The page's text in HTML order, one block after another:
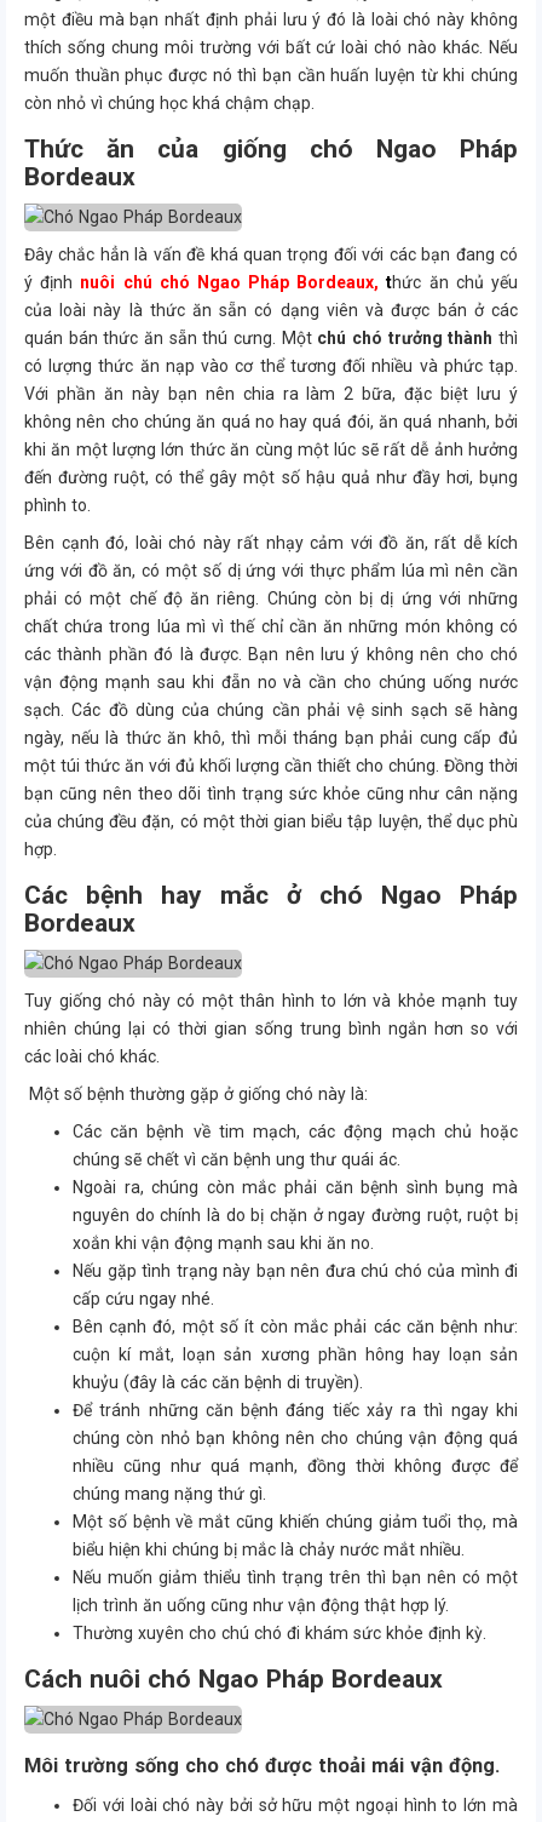
một điều mà bạn nhất định phải lưu ý đó là loài chó này không
thích sống chung môi trường với bất cứ loài chó nào khác. Nếu
muốn thuần phục được nó thì bạn cần huấn luyện từ khi chúng
còn nhỏ vì chúng học khá chậm chạp.
Thức ăn của giống chó Ngao Pháp
Bordeaux
Đây chắc hẳn là vấn đề khá quan trọng đối với các bạn đang có
ý định nuôi chú chó Ngao Pháp Bordeaux,thức ăn chủ yếu
của loài này là thức ăn sẵn có dạng viên và được bán ở các
quán bán thức ăn sẵn thú cưng. Một chú chó trưởng thành thì
có lượng thức ăn nạp vào cơ thể tương đối nhiều và phức tạp.
Với phần ăn này bạn nên chia ra làm 2 bữa, đặc biệt lưu ý
không nên cho chúng ăn quá no hay quá đói, ăn quá nhanh, bởi
khi ăn một lượng lớn thức ăn cùng một lúc sẽ rất dễ ảnh hưởng
đến đường ruột, có thể gây một số hậu quả như đầy hơi, bụng
phình to.
Bên cạnh đó, loài chó này rất nhạy cảm với đồ ăn, rất dễ kích
ứng với đồ ăn, có một số dị ứng với thực phẩm lúa mì nên cần
phải có một chế độ ăn riêng. Chúng còn bị dị ứng với những
chất chứa trong lúa mì vì thế chỉ cần ăn những món không có
các thành phần đó là được. Bạn nên lưu ý không nên cho chó
vận động mạnh sau khi đẵn no và cần cho chúng uống nước
sạch. Các đồ dùng của chúng cần phải vệ sinh sạch sẽ hàng
ngày, nếu là thức ăn khô, thì mỗi tháng bạn phải cung cấp đủ
một túi thức ăn với đủ khối lượng cần thiết cho chúng. Đồng thời
bạn cũng nên theo dõi tình trạng sức khỏe cũng như cân nặng
của chúng đều đặn, có một thời gian biểu tập luyện, thể dục phù
hợp.
Các bệnh hay mắc ở chó Ngao Pháp
Bordeaux
Tuy giống chó này có một thân hình to lớn và khỏe mạnh tuy
nhiên chúng lại có thời gian sống trung bình ngắn hơn so với
các loài chó khác.
Một số bệnh thường gặp ở giống chó này là:
Các căn bệnh về tim mạch, các động mạch chủ hoặc
chúng sẽ chết vì căn bệnh ung thư quái ác.
Ngoài ra, chúng còn mắc phải căn bệnh sình bụng mà
nguyên do chính là do bị chặn ở ngay đường ruột, ruột bị
xoắn khi vận động mạnh sau khi ăn no.
Nếu gặp tình trạng này bạn nên đưa chú chó của mình đi
cấp cứu ngay nhé.
Bên cạnh đó, một số ít còn mắc phải các căn bệnh như:
cuộn kí mắt, loạn sản xương phần hông hay loạn sản
khuỷu (đây là các căn bệnh di truyền).
Để tránh những căn bệnh đáng tiếc xảy ra thì ngay khi
chúng còn nhỏ bạn không nên cho chúng vận động quá
nhiều cũng như quá mạnh, đồng thời không được để
chúng mang nặng thứ gì.
Một số bệnh về mắt cũng khiến chúng giảm tuổi thọ, mà
biểu hiện khi chúng bị mắc là chảy nước mắt nhiều.
Nếu muốn giảm thiểu tình trạng trên thì bạn nên có một
lịch trình ăn uống cũng như vận động thật hợp lý.
Thường xuyên cho chú chó đi khám sức khỏe định kỳ.
Cách nuôi chó Ngao Pháp Bordeaux
Môi trường sống cho chó được thoải mái vận động.
Đối với loài chó này bởi sở hữu một ngoại hình to lớn mà